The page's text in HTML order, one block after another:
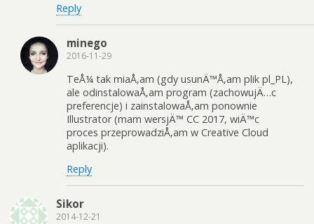
Reply
minego
2016-11-29
TeÅ¼ tak miaÅ‚am (gdy usunÄ™Å‚am plik pl_PL),
ale odinstalowaÅ‚am program (zachowujÄ…c
preferencje) i zainstalowaÅ‚am ponownie
Illustrator (mam wersjÄ™ CC 2017, wiÄ™c
proces przeprowadziÅ‚am w Creative Cloud
aplikacji).
Reply
Sikor
2014-12-21